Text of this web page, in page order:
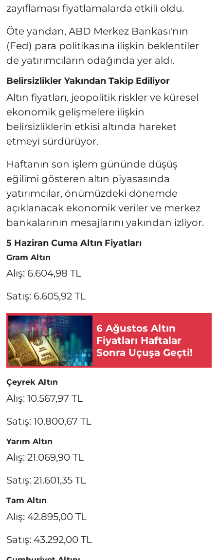
zayıflaması fiyatlamalarda etkili oldu.
Öte yandan, ABD Merkez Bankası'nın
(Fed) para politikasına ilişkin beklentiler
de yatırımcıların odağında yer aldı.
Belirsizlikler Yakından Takip Ediliyor
Altın fiyatları, jeopolitik riskler ve küresel
ekonomik gelişmelere ilişkin
belirsizliklerin etkisi altında hareket
etmeyi sürdürüyor.
Haftanın son işlem gününde düşüş
eğilimi gösteren altın piyasasında
yatırımcılar, önümüzdeki dönemde
açıklanacak ekonomik veriler ve merkez
bankalarının mesajlarını yakından izliyor.
5 Haziran Cuma Altın Fiyatları
Gram Altın
Alış: 6.604,98 TL
Satış: 6.605,92 TL
6 Ağustos Altın
Fiyatları Haftalar
Sonra Uçuşa Geçti!
Çeyrek Altın
Alış: 10.567,97 TL
Satış: 10.800,67 TL
Yarım Altın
Alış: 21.069,90 TL
Satış: 21.601,35 TL
Tam Altın
Alış: 42.895,00 TL
Satış: 43.292,00 TL